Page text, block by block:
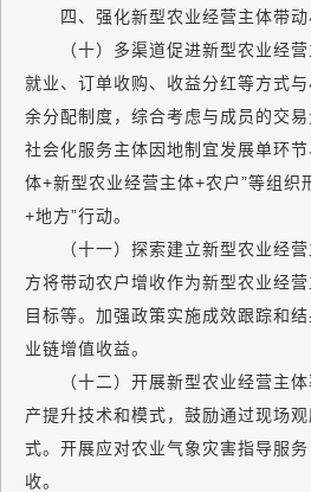
四、强化新型农业经营主体带
（十）多渠道促进新型农业经营
就业、订单收购、收益分红等方式
余分配制度，综合考虑与成员的交
社会化服务主体因地制宜发展单环
体+新型农业经营主体+农户”等组
+地方”行动。
（十一）探索建立新型农业经营
方将带动农户增收作为新型农业经
目标等。加强政策实施成效跟踪和
业链增值收益。
（十二）开展新型农业经营主体
产提升技术和模式，鼓励通过现场
式。开展应对农业气象灾害指导服
收。